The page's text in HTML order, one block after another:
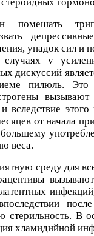
помешать
упадок сил и
v
дискуссий
пилюль. Это
этого
от начала
большему
веса.
среду для
стерильность. В
хламидийной